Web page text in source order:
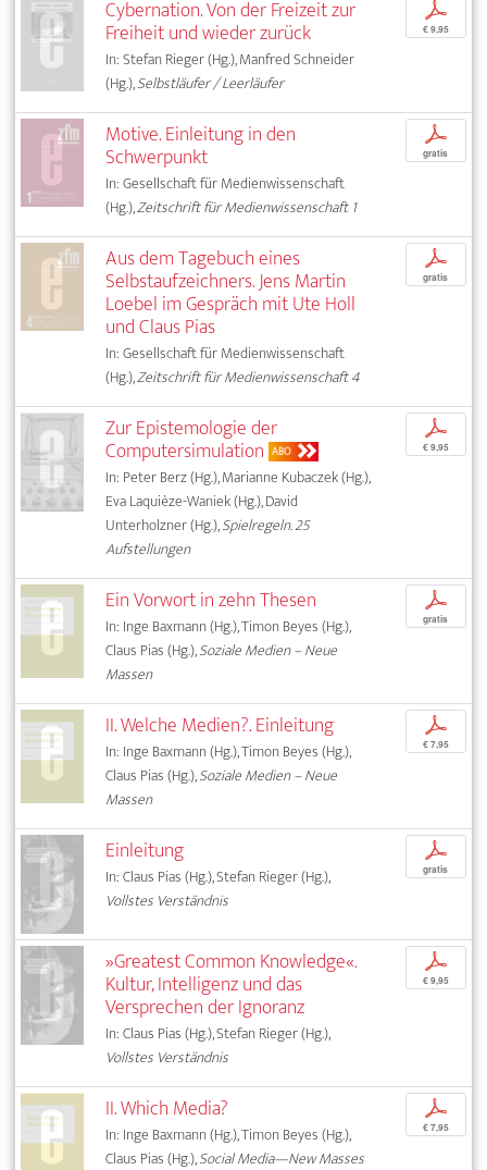
Cybernation. Von der Freizeit zur
Freiheit und wieder zurück
In: Stefan Rieger (Hg.), Manfred Schneider
(Hg.),Selbstläufer / Leerläufer
p
€ 9,95
Motive. Einleitung in den
Schwerpunkt
In: Gesellschaft für Medienwissenschaft
(Hg.),Zeitschrift für Medienwissenschaft 1
p
gratis
Aus dem Tagebuch eines
Selbstaufzeichners. Jens Martin
Loebel im Gespräch mit Ute Holl
und Claus Pias
In: Gesellschaft für Medienwissenschaft
(Hg.),Zeitschrift für Medienwissenschaft 4
p
gratis
Zur Epistemologie der
Computersimulation ABO
In: Peter Berz (Hg.), Marianne Kubaczek (Hg.),
Eva Laquièze-Waniek (Hg.), David
Unterholzner (Hg.),Spielregeln. 25
Aufstellungen
p
€ 9,95
Ein Vorwort in zehn Thesen
In: Inge Baxmann (Hg.), Timon Beyes (Hg.),
Claus Pias (Hg.),Soziale Medien – Neue
Massen
p
gratis
II. Welche Medien?. Einleitung
In: Inge Baxmann (Hg.), Timon Beyes (Hg.),
Claus Pias (Hg.),Soziale Medien – Neue
Massen
p
€ 7,95
Einleitung
In: Claus Pias (Hg.), Stefan Rieger (Hg.),
Vollstes Verständnis
p
gratis
»Greatest Common Knowledge«.
Kultur, Intelligenz und das
Versprechen der Ignoranz
In: Claus Pias (Hg.), Stefan Rieger (Hg.),
Vollstes Verständnis
p
€ 9,95
II. Which Media?
In: Inge Baxmann (Hg.), Timon Beyes (Hg.),
Claus Pias (Hg.),Social Media—New Masses
p
€ 7,95